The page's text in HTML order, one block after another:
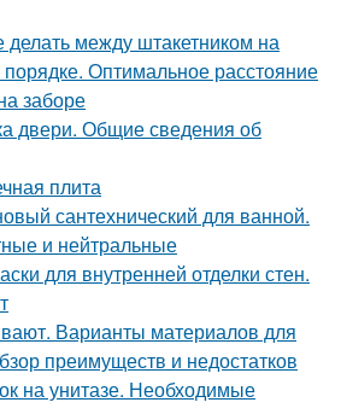
делать между штакетником на
Оптимальное расстояние
заборе
двери. Общие сведения об
плита
сантехнический для ванной.
и нейтральные
для внутренней отделки стен.
Варианты материалов для
преимуществ и недостатков
на унитазе. Необходимые